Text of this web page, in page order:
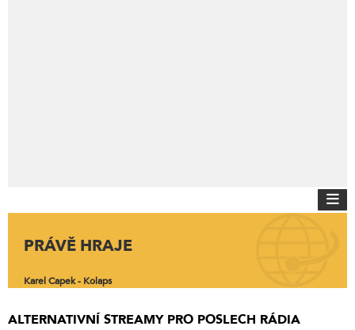
PRÁVĚ HRAJE
Karel Capek - Kolaps
ALTERNATIVNÍ STREAMY PRO POSLECH RÁDIA